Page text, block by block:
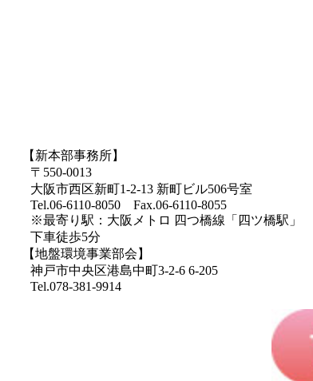
【新本部事務所】
〒550-0013
大阪市西区新町1-2-13 新町ビル506号室
Tel.06-6110-8050 Fax.06-6110-8055
※最寄り駅：大阪メトロ 四つ橋線「四ツ橋駅」
下車徒歩5分
【地盤環境事業部会】
神戸市中央区港島中町3-2-6 6-205
Tel.078-381-9914